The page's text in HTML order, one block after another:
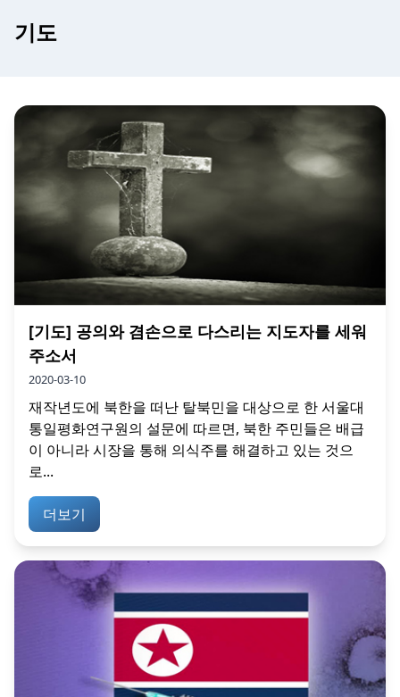
기도
[기도] 공의와 겸손으로 다스리는 지도자를 세워
주소서
2020-03-10
재작년도에 북한을 떠난 탈북민을 대상으로 한 서울대
통일평화연구원의 설문에 따르면, 북한 주민들은 배급
이 아니라 시장을 통해 의식주를 해결하고 있는 것으
로...
더보기